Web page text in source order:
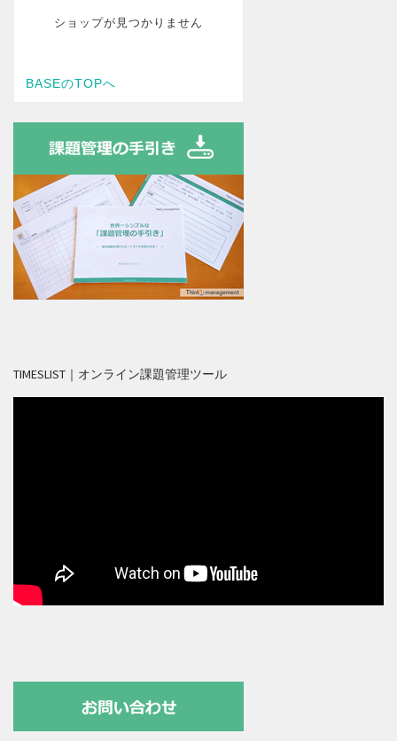
TIMESLIST｜オンライン課題管理ツール